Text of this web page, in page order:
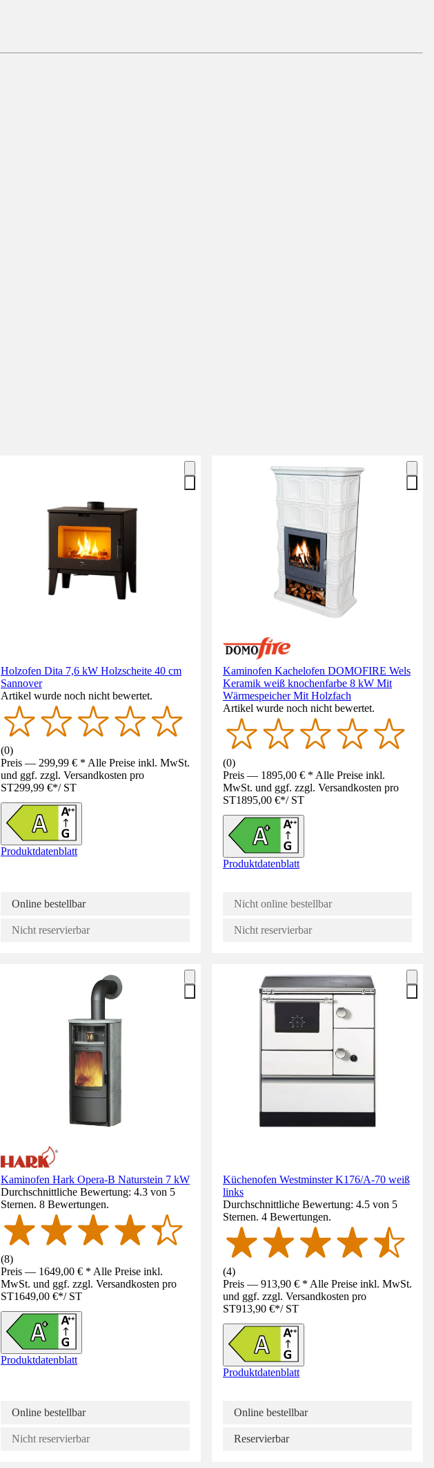
Holzofen Dita 7,6 kW Holzscheite 40 cm
Sannover
Artikel wurde noch nicht bewertet.
(0)
Preis — 299,99 € * Alle Preise inkl. MwSt.
und ggf. zzgl. Versandkosten pro
ST299,99 €*/ ST
Produktdatenblatt
Online bestellbar
Nicht reservierbar
Kaminofen Kachelofen DOMOFIRE Wels
Keramik weiß knochenfarbe 8 kW Mit
Wärmespeicher Mit Holzfach
Artikel wurde noch nicht bewertet.
(0)
Preis — 1895,00 € * Alle Preise inkl.
MwSt. und ggf. zzgl. Versandkosten pro
ST1895,00 €*/ ST
Produktdatenblatt
Nicht online bestellbar
Nicht reservierbar
Kaminofen Hark Opera-B Naturstein 7 kW
Durchschnittliche Bewertung: 4.3 von 5
Sternen. 8 Bewertungen.
(8)
Preis — 1649,00 € * Alle Preise inkl.
MwSt. und ggf. zzgl. Versandkosten pro
ST1649,00 €*/ ST
Produktdatenblatt
Online bestellbar
Nicht reservierbar
Küchenofen Westminster K176/A-70 weiß
links
Durchschnittliche Bewertung: 4.5 von 5
Sternen. 4 Bewertungen.
(4)
Preis — 913,90 € * Alle Preise inkl. MwSt.
und ggf. zzgl. Versandkosten pro
ST913,90 €*/ ST
Produktdatenblatt
Online bestellbar
Reservierbar